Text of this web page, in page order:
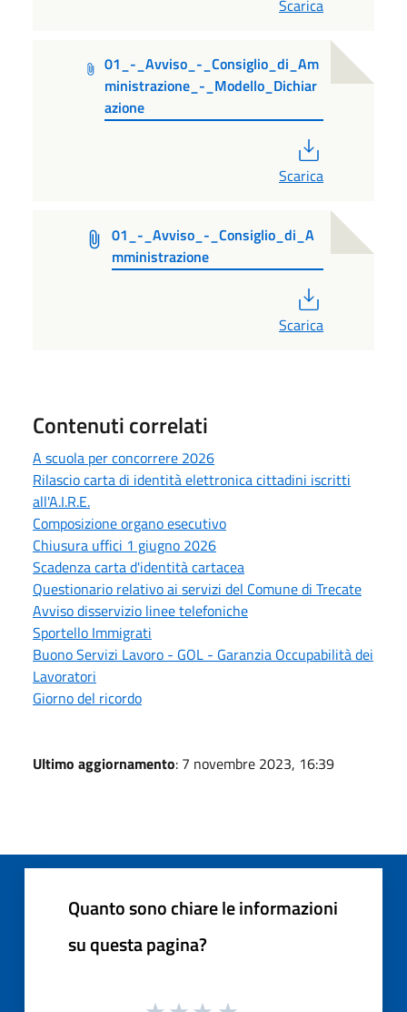
Scarica
01_-_Avviso_-_Consiglio_di_Am
ministrazione_-_Modello_Dichiar
azione
Scarica
01_-_Avviso_-_Consiglio_di_A
mministrazione
Scarica
Contenuti correlati
A scuola per concorrere 2026
Rilascio carta di identità elettronica cittadini iscritti
all'A.I.R.E.
Composizione organo esecutivo
Chiusura uffici 1 giugno 2026
Scadenza carta d'identità cartacea
Questionario relativo ai servizi del Comune di Trecate
Avviso disservizio linee telefoniche
Sportello Immigrati
Buono Servizi Lavoro - GOL - Garanzia Occupabilità dei
Lavoratori
Giorno del ricordo
Ultimo aggiornamento: 7 novembre 2023, 16:39
Quanto sono chiare le informazioni
su questa pagina?